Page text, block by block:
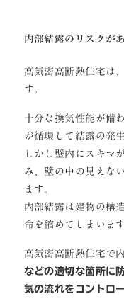
内部結露のリスクが
高気密高断熱住宅は
す。
十分な換気性能が備
が循環して結露の発
しかし壁内にスキマ
み、壁の中の見えな
ます。
内部結露は建物の構
命を縮めてしまいます
高気密高断熱住宅で
などの適切な箇所に
気の流れをコントロ